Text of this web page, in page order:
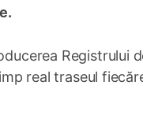
Registrului
real traseul